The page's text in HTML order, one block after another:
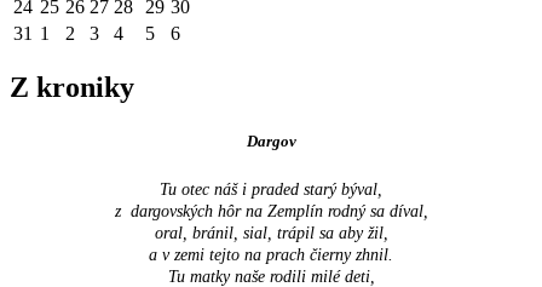
24 25 26 27 28 29 30
31 1 2 3 4 5 6
Z kroniky
Dargov
Tu otec náš i praded starý býval,
z dargovských hôr na Zemplín rodný sa díval,
oral, bránil, sial, trápil sa aby žil,
a v zemi tejto na prach čierny zhnil.
Tu matky naše rodili milé deti,